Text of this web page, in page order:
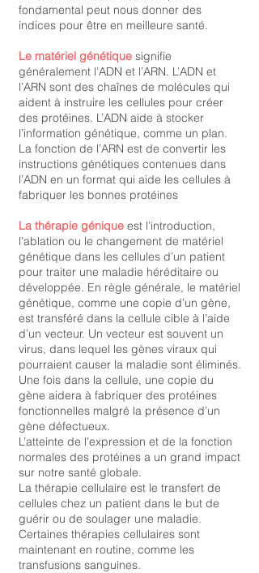
fondamental peut nous donner des
indices pour être en meilleure santé.
Le matériel génétique signifie
généralement l’ADN et l’ARN. L’ADN et
l’ARN sont des chaînes de molécules qui
aident à instruire les cellules pour créer
des protéines. L’ADN aide à stocker
l’information génétique, comme un plan.
La fonction de l’ARN est de convertir les
instructions génétiques contenues dans
l’ADN en un format qui aide les cellules à
fabriquer les bonnes protéines
La thérapie génique est l’introduction,
l’ablation ou le changement de matériel
génétique dans les cellules d’un patient
pour traiter une maladie héréditaire ou
développée. En règle générale, le matériel
génétique, comme une copie d’un gène,
est transféré dans la cellule cible à l’aide
d’un vecteur. Un vecteur est souvent un
virus, dans lequel les gènes viraux qui
pourraient causer la maladie sont éliminés.
Une fois dans la cellule, une copie du
gène aidera à fabriquer des protéines
fonctionnelles malgré la présence d’un
gène défectueux.
L’atteinte de l’expression et de la fonction
normales des protéines a un grand impact
sur notre santé globale.
La thérapie cellulaire est le transfert de
cellules chez un patient dans le but de
guérir ou de soulager une maladie.
Certaines thérapies cellulaires sont
maintenant en routine, comme les
transfusions sanguines.